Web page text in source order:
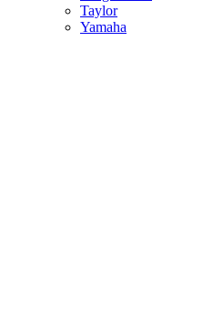
Taylor
Yamaha